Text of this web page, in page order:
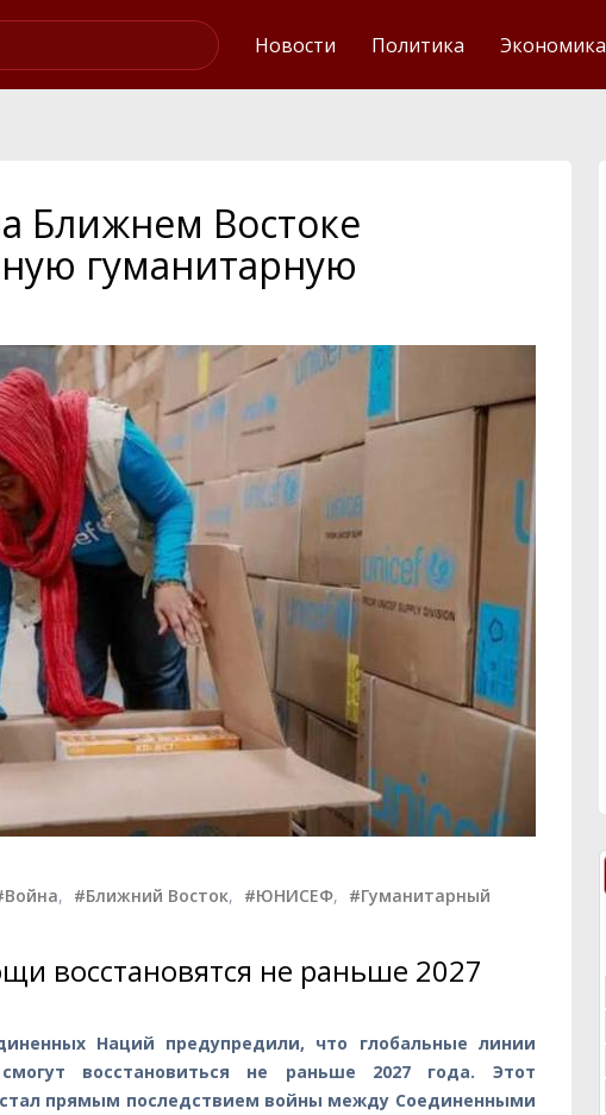
Новости Политика Экономика
Ближнем Востоке
гуманитарную
, #Ближний Восток, #ЮНИСЕФ, #Гуманитарный
восстановятся не раньше 2027
Наций предупредили, что глобальные линии
восстановиться не раньше 2027 года. Этот
прямым последствием войны между Соединенными